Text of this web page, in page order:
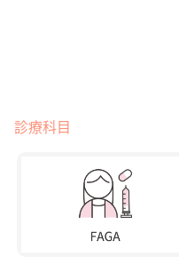
診療科目